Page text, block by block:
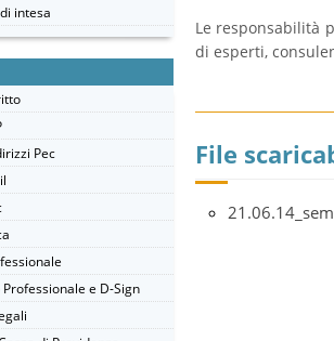
Le responsabilità
di esperti,
File
intesa
Pec
e D-Sign